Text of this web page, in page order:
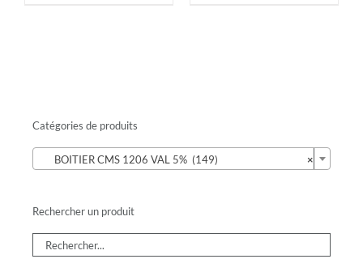
Catégories de produits
×
BOITIER CMS 1206 VAL 5% (149)
Rechercher un produit